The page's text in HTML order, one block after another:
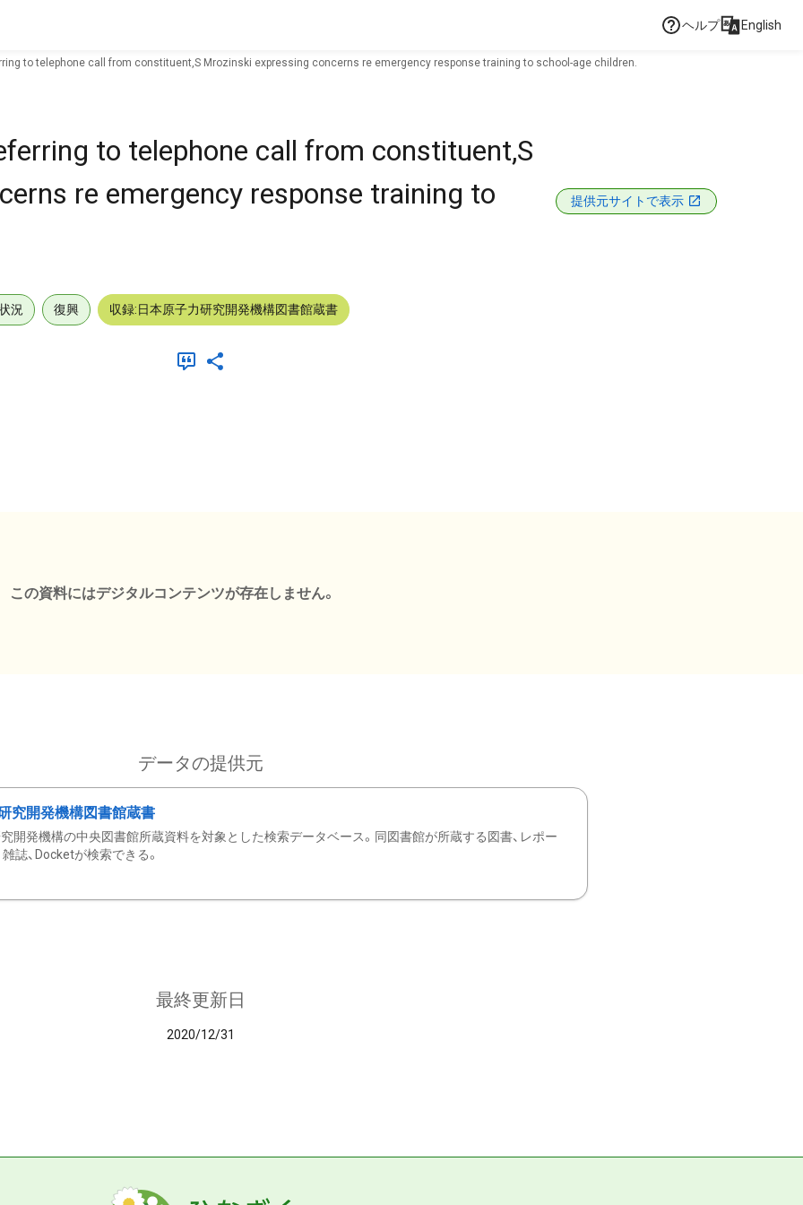
ヘルプ English
to telephone call from constituent,S Mrozinski expressing concerns re emergency response training to school-age children.
to telephone call from constituent,S
re emergency response training to
提供元サイトで表示
況 復興 収録:日本原子力研究開発機構図書館蔵書
この資料にはデジタルコンテンツが存在しません。
データの提供元
究開発機構図書館蔵書
開発機構の中央図書館所蔵資料を対象とした検索データベース。同図書館が所蔵する図書、レポー
雑誌、Docketが検索できる。
最終更新日
2020/12/31